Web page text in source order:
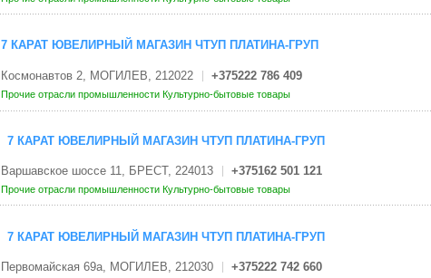
7 КАРАТ ЮВЕЛИРНЫЙ МАГАЗИН ЧТУП ПЛАТИНА-ГРУП
Космонавтов 2, МОГИЛЕВ, 212022 +375222 786 409
Прочие отрасли промышленности Культурно-бытовые товары
7 КАРАТ ЮВЕЛИРНЫЙ МАГАЗИН ЧТУП ПЛАТИНА-ГРУП
Варшавское шоссе 11, БРЕСТ, 224013 +375162 501 121
Прочие отрасли промышленности Культурно-бытовые товары
7 КАРАТ ЮВЕЛИРНЫЙ МАГАЗИН ЧТУП ПЛАТИНА-ГРУП
Первомайская 69а, МОГИЛЕВ, 212030 +375222 742 660